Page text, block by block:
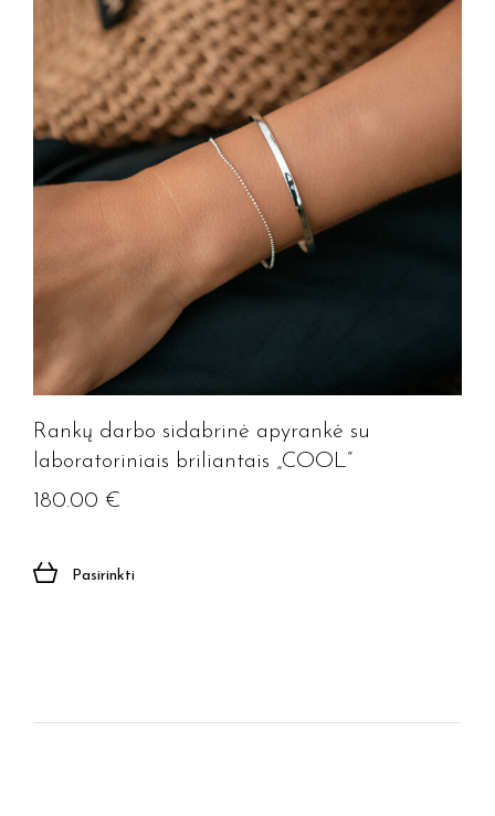
Rankų darbo sidabrinė apyrankė su
laboratoriniais briliantais „COOL”
180.00 €
PasirinktiPrenumeruoti